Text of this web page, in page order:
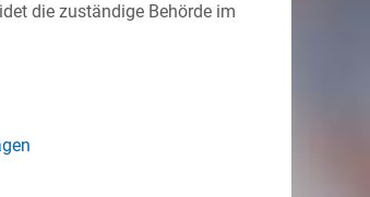
die zuständige Behörde im